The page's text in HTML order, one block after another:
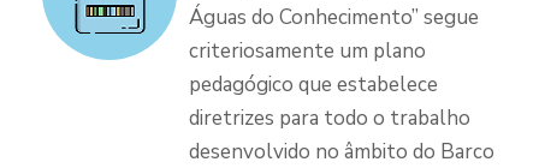
Águas do Conhecimento” segue
criteriosamente um plano
pedagógico que estabelece
diretrizes para todo o trabalho
desenvolvido no âmbito do Barco